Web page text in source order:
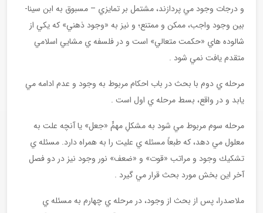
و درجات وجود مي پردازند، مشتمل بر تمايزي – مسبوق به ابن سينا-
بين وجود واجب، ممكن و ممتنع؛ و نيز به «وجود ذهني» كه يكي از
شالوده هاي «حكمت متعالي» است و در فلسفه ي مشايي اسلامي
متقدم يافت نمي شود .
مرحله ي دوم با بحث در باب احكام مربوط به وجود و عدم ادامه مي
يابد و در واقع، بسط مرحله ي اول است .
مرحله سوم مربوط مي شود به مشكلِ مهمٍّ «جعل» يا آنچه علت به
معلول مي دهد، كه طبعاً مسئله ي عليت را به همراه دارد. مسئله ي
تشكيك وجود و مراتب «قوت» و «ضعف» نور وجود نيز در دو فصل
آخر اين بخش مورد بحث قرار مي گيرد .
ملاصدرا، پس از بحث از وجود، در مرحله ي چهارم به مسئله ي